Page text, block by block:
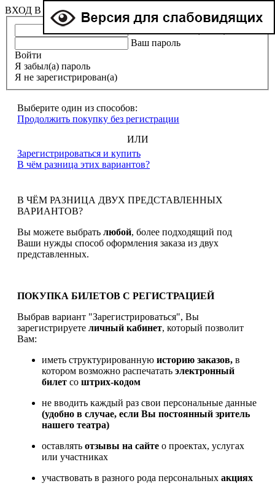
ВХОД В ЛИЧНЫЙ КАБИНЕТ
Ваш пароль
Войти
Я забыл(а) пароль
Я не зарегистрирован(а)
Выберите один из способов:
Продолжить покупку без регистрации
ИЛИ
Зарегистрироваться и купить
В чём разница этих вариантов?
В ЧЁМ РАЗНИЦА ДВУХ ПРЕДСТАВЛЕННЫХ
ВАРИАНТОВ?
Вы можете выбрать любой, более подходящий под
Ваши нужды способ оформления заказа из двух
представленных.
ПОКУПКА БИЛЕТОВ С РЕГИСТРАЦИЕЙ
Выбрав вариант "Зарегистрироваться", Вы
зарегистрируете личный кабинет, который позволит
Вам:
иметь структурированную историю заказов, в
котором возможно распечатать электронный
билет со штрих-кодом
не вводить каждый раз свои персональные данные
(удобно в случае, если Вы постоянный зритель
нашего театра)
оставлять отзывы на сайте о проектах, услугах
или участниках
участвовать в разного рода персональных акциях